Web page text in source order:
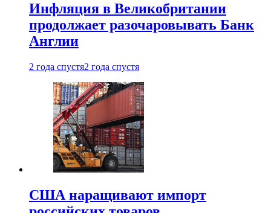
Инфляция в Великобритании
продолжает разочаровывать Банк
Англии
2 года спустя2 года спустя
США наращивают импорт